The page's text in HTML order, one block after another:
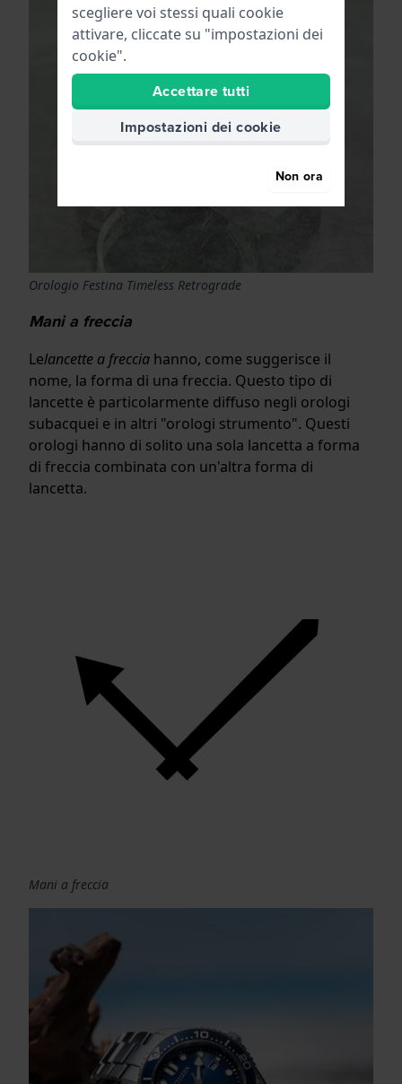
Orologio Festina Timeless Retrograde
Mani a freccia
Lelancette a freccia hanno, come suggerisce il
nome, la forma di una freccia. Questo tipo di
lancette è particolarmente diffuso negli orologi
subacquei e in altri "orologi strumento". Questi
orologi hanno di solito una sola lancetta a forma
di freccia combinata con un'altra forma di
lancetta.
Mani a freccia
scegliere voi stessi quali cookie
attivare, cliccate su "impostazioni dei
cookie".
Accettare tutti
Impostazioni dei cookie
Non ora